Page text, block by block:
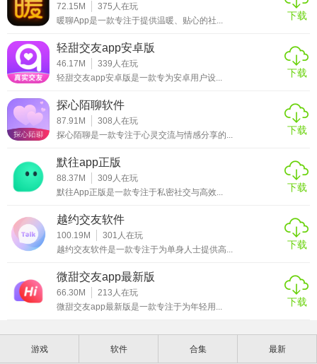
72.15M 375 人在玩
暖聊App是一款专注于提供温暖、贴心的社...
下载
轻甜交友app安卓版
46.17M 339 人在玩
轻甜交友app安卓版是一款专为安卓用户设...
下载
探心陌聊软件
87.91M 308 人在玩
探心陌聊是一款专注于心灵交流与情感分享的...
下载
默往app正版
88.37M 309 人在玩
默往App正版是一款专注于私密社交与高效...
下载
越约交友软件
100.19M 301 人在玩
越约交友软件是一款专注于为单身人士提供高...
下载
微甜交友app最新版
66.30M 213 人在玩
微甜交友app最新版是一款专注于为年轻用...
下载
游戏 软件 合集 最新